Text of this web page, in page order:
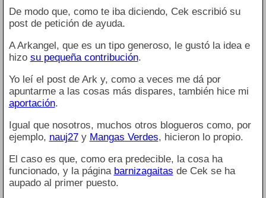
De modo que, como te iba diciendo, Cek escribió su
post de petición de ayuda.
A Arkangel, que es un tipo generoso, le gustó la idea e
hizo su pequeña contribución.
Yo leí el post de Ark y, como a veces me dá por
apuntarme a las cosas más dispares, también hice mi
aportación.
Igual que nosotros, muchos otros blogueros como, por
ejemplo, nauj27y Mangas Verdes, hicieron lo propio.
El caso es que, como era predecible, la cosa ha
funcionado, y la página barnizagaitas de Cek se ha
aupado al primer puesto.